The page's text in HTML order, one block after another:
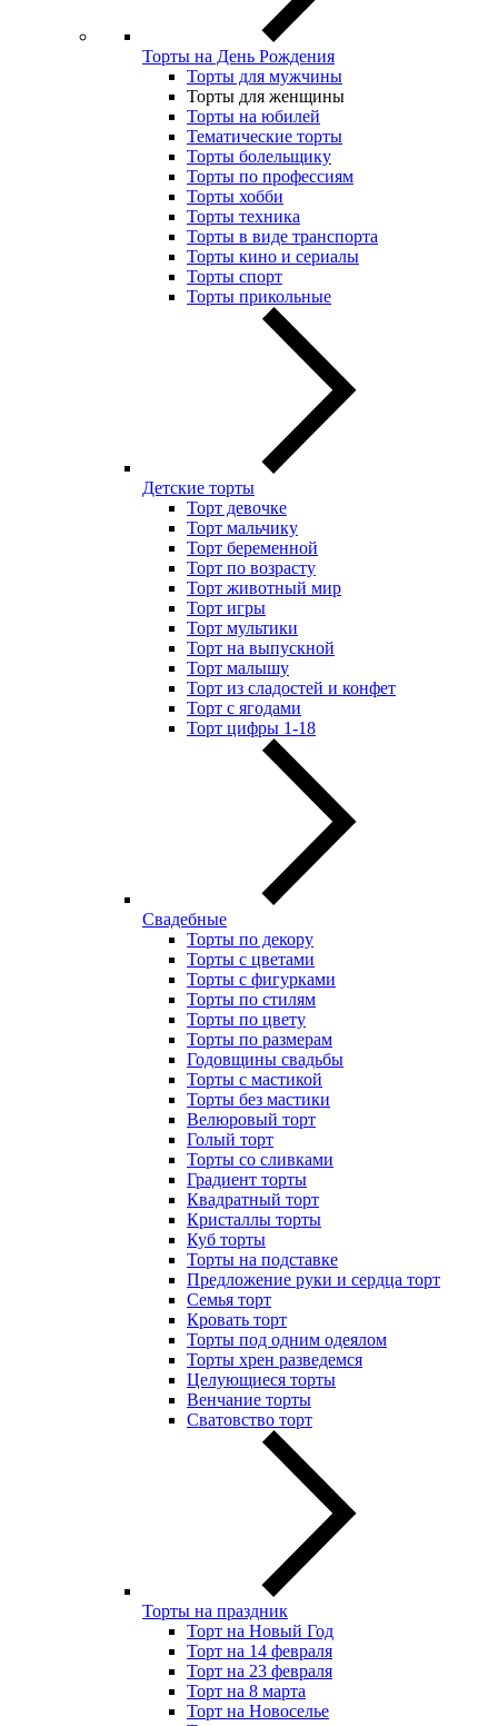
Торты на День Рождения
Торты для мужчины
Торты для женщины
Торты на юбилей
Тематические торты
Торты болельщику
Торты по профессиям
Торты хобби
Торты техника
Торты в виде транспорта
Торты кино и сериалы
Торты спорт
Торты прикольные
Детские торты
Торт девочке
Торт мальчику
Торт беременной
Торт по возрасту
Торт животный мир
Торт игры
Торт мультики
Торт на выпускной
Торт малышу
Торт из сладостей и конфет
Торт с ягодами
Торт цифры 1-18
Свадебные
Торты по декору
Торты с цветами
Торты с фигурками
Торты по стилям
Торты по цвету
Торты по размерам
Годовщины свадьбы
Торты с мастикой
Торты без мастики
Велюровый торт
Голый торт
Торты со сливками
Градиент торты
Квадратный торт
Кристаллы торты
Куб торты
Торты на подставке
Предложение руки и сердца торт
Семья торт
Кровать торт
Торты под одним одеялом
Торты хрен разведемся
Целующиеся торты
Венчание торты
Сватовство торт
Торты на праздник
Торт на Новый Год
Торт на 14 февраля
Торт на 23 февраля
Торт на 8 марта
Торт на Новоселье